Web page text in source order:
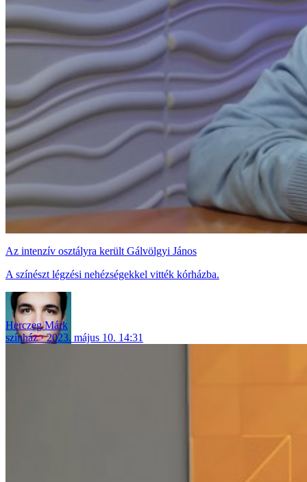
Az intenzív osztályra került Gálvölgyi János
A színészt légzési nehézségekkel vitték kórházba.
Herczeg Márk
színház
2023. május 10. 14:31